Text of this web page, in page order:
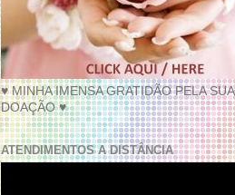
♥ MINHA IMENSA GRATIDÃO PELA SUA
DOAÇÃO ♥
ATENDIMENTOS A DISTÂNCIA